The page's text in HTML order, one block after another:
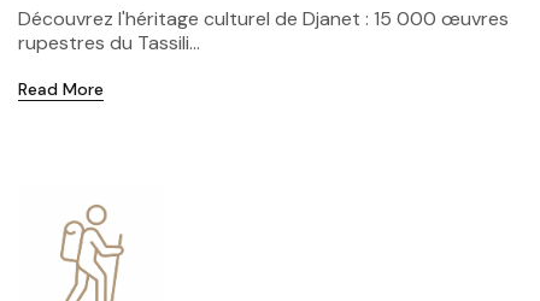
Découvrez l'héritage culturel de Djanet : 15 000 œuvres
rupestres du Tassili...
Read More